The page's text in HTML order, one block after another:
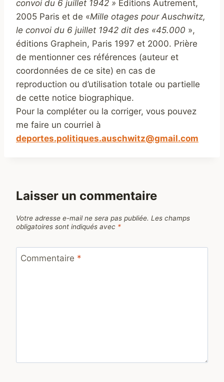
convoi du 6 juillet 1942 » Editions Autrement,
2005 Paris et de «Mille otages pour Auschwitz,
le convoi du 6 juillet 1942 dit des «45.000 »,
éditions Graphein, Paris 1997 et 2000. Prière
de mentionner ces références (auteur et
coordonnées de ce site) en cas de
reproduction ou d’utilisation totale ou partielle
de cette notice biographique.
Pour la compléter ou la corriger, vous pouvez
me faire un courriel à
deportes.politiques.auschwitz@gmail.com
Laisser un commentaire
Votre adresse e-mail ne sera pas publiée. Les champs
obligatoires sont indiqués avec *
Commentaire *